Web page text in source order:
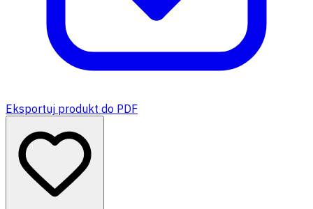
Eksportuj produkt do PDF